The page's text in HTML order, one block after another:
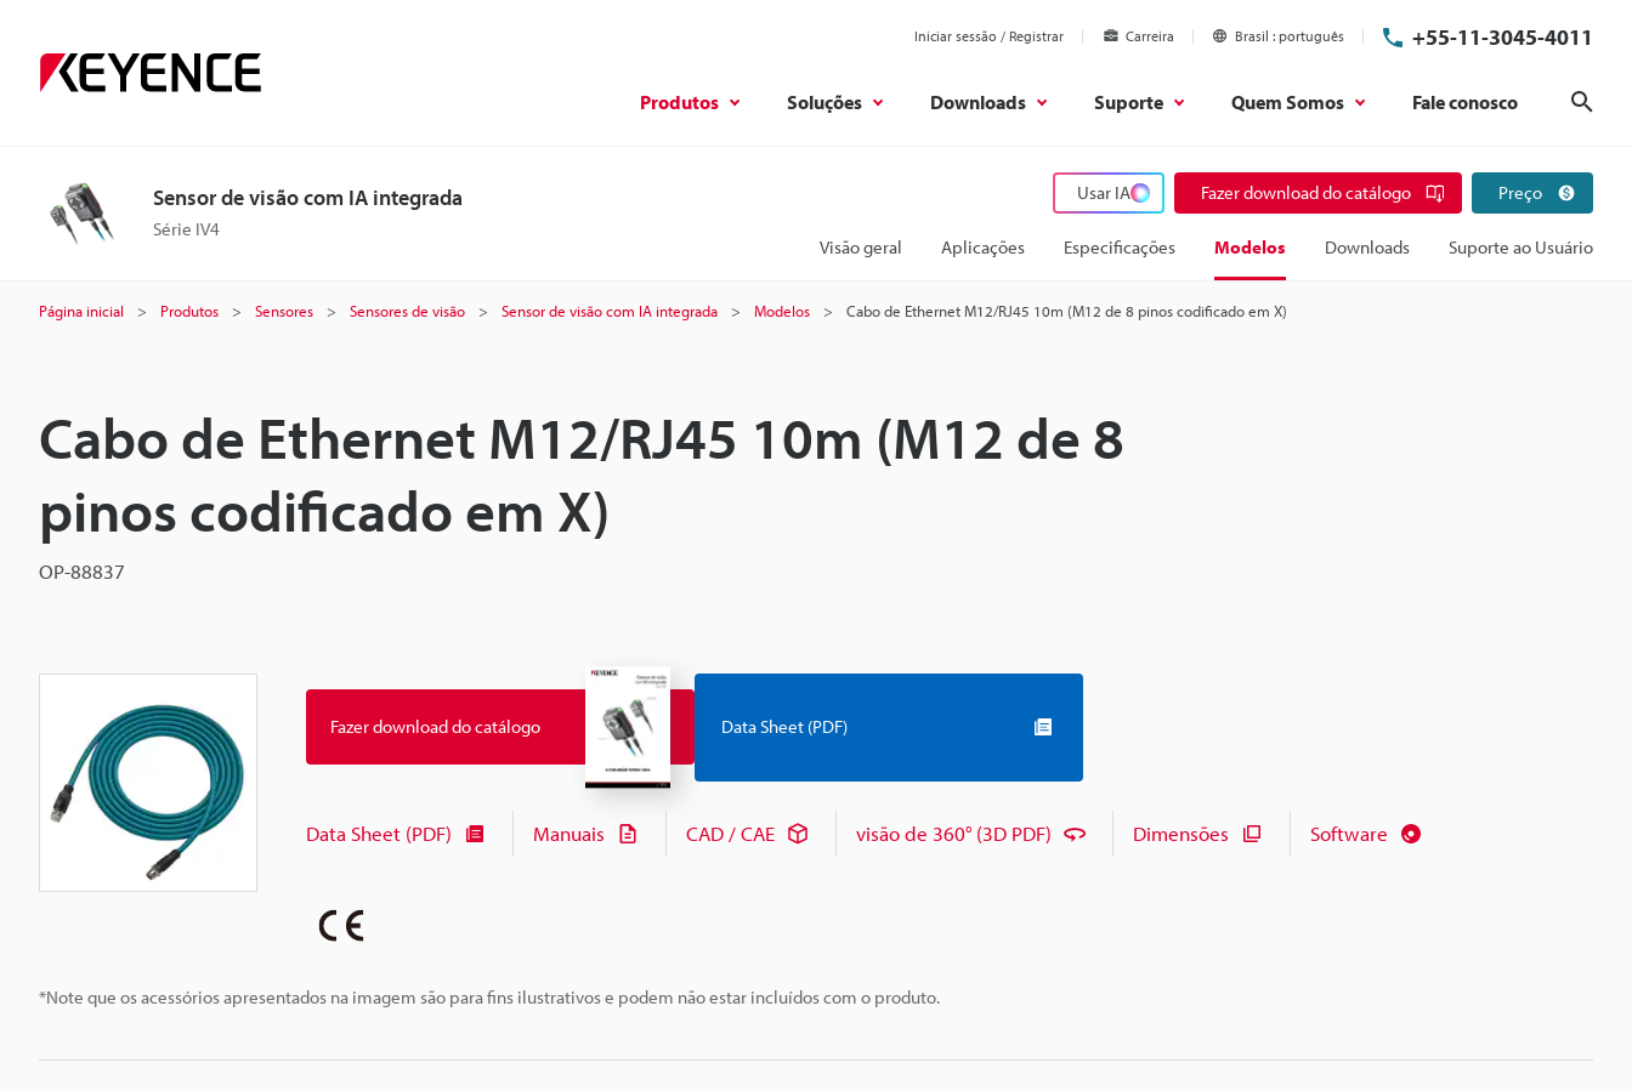
Iniciar sessão / Registrar Carreira Brasil português +55-11-3045-4011
Produtos Soluções Downloads Suporte Quem Somos Fale conosco
Sensor de visão com IA integrada
Série IV4
Usar IA Fazer download do catálogo Preço
Visão geral Aplicações Especificações Modelos Downloads Suporte ao Usuário
Página inicial Produtos Sensores Sensores de visão Sensor de visão com IA integrada Modelos Cabo de Ethernet M12/RJ45 10m (M12 de 8 pinos codificado em X)
Cabo de Ethernet M12/RJ45 10m (M12 de 8
pinos codificado em X)
OP-88837
*Note que os acessórios apresentados na imagem são para fins ilustrativos e podem não estar incluídos com o produto.
Fazer download do catálogo Data Sheet (PDF)
Data Sheet (PDF) Manuais CAD / CAE visão de 360° (3D PDF) Dimensões Software